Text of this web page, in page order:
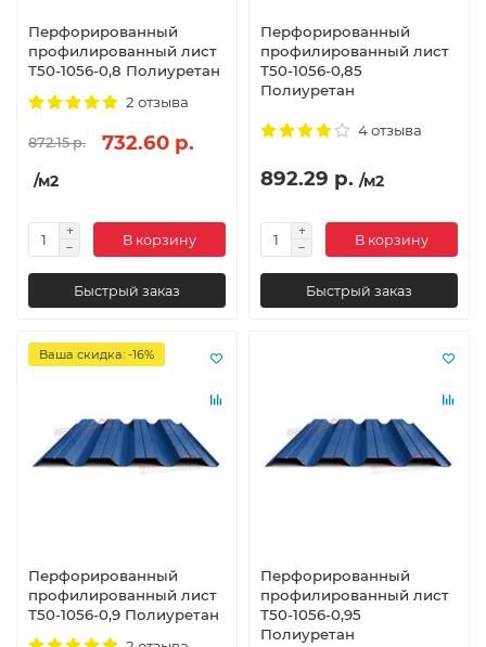
Перфорированный
профилированный лист
Т50-1056-0,8 Полиуретан
2 отзыва
872.15 р. 732.60 р.
/м2
В корзину
Быстрый заказ
Перфорированный
профилированный лист
Т50-1056-0,85
Полиуретан
4 отзыва
892.29 р. /м2
В корзину
Быстрый заказ
Ваша скидка: -16%
Перфорированный
профилированный лист
Т50-1056-0,9 Полиуретан
Перфорированный
профилированный лист
Т50-1056-0,95
Полиуретан